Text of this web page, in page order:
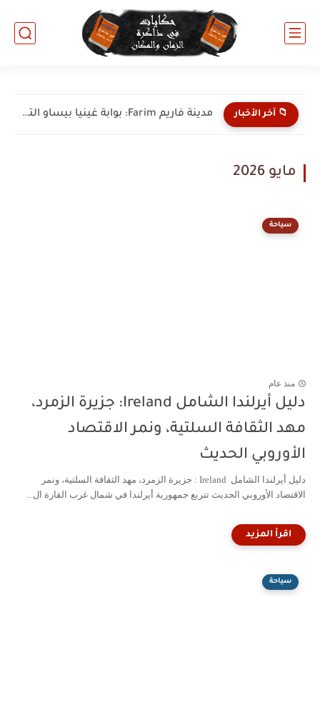
📁 آخر الأخبار مدينة فاريم Farim: بوابة غينيا بيساو التاريخية وحارسة نهر كاشيو.....
مايو 2026
سياحة
منذ عام
دليل أيرلندا الشامل Ireland: جزيرة الزمرد،
مهد الثقافة السلتية، ونمر الاقتصاد
الأوروبي الحديث
دليل أيرلندا الشامل Ireland : جزيرة الزمرد، مهد الثقافة السلتية، ونمر
الاقتصاد الأوروبي الحديث تتربع جمهورية أيرلندا في شمال غرب القارة ال...
سياحة